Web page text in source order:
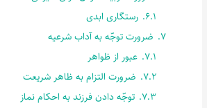
6.1. رستگاری ابدی
7. ضرورت توجّه به آداب شرعیه
7.1. عبور از ظواهر
7.2. ضرورت التزام به ظاهر شریعت
7.3. توجّه دادن فرزند به احکام نماز